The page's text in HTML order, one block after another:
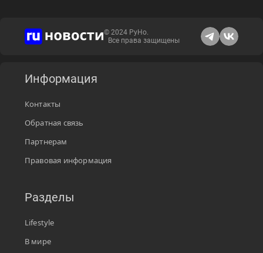
© 2024 РуНо.
Все права защищены
Информация
Контакты
Обратная связь
Партнерам
Правовая информация
Разделы
Lifestyle
В мире